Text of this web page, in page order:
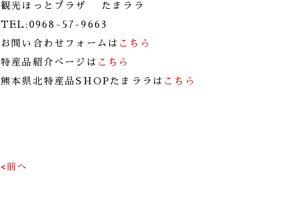
観光ほっとプラザ たまララ
TEL:0968-57-9663
お問い合わせフォームは こちら
特産品紹介ぺージは こちら
熊本県北特産品SHOPたまララは こちら
<前へ